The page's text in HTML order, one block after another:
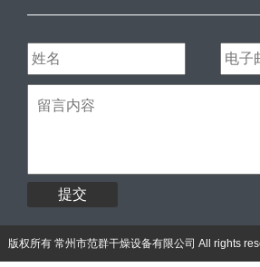
提交
版权所有 常州市范群干燥设备有限公司 All rights